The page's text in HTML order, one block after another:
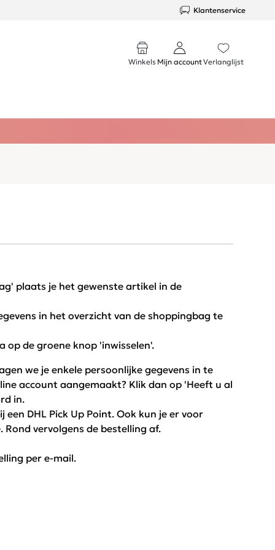
Klantenservice
Winkels Mijn accountVerlanglijst
plaats je het gewenste artikel in de
in het overzicht van de shoppingbag te
op de groene knop 'inwisselen'.
we je enkele persoonlijke gegevens in te
account aangemaakt? Klik dan op 'Heeft u al
in.
DHL Pick Up Point. Ook kun je er voor
vervolgens de bestelling af.
per e-mail.